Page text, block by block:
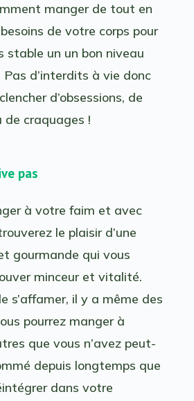
manger de tout en
de votre corps pour
stable un un bon niveau
Pas d’interdits à vie donc
d’obsessions, de
de craquages !
pas
à votre faim et avec
le plaisir d’une
gourmande qui vous
minceur et vitalité.
s’affamer, il y a même des
pourrez manger à
que vous n’avez peut-
depuis longtemps que
dans votre